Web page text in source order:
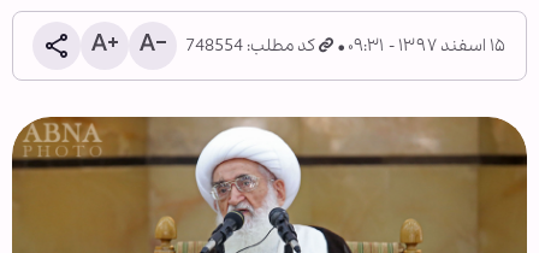
۱۵ اسفند ۱۳۹۷ - ۰۹:۳۱ کد مطلب: 748554